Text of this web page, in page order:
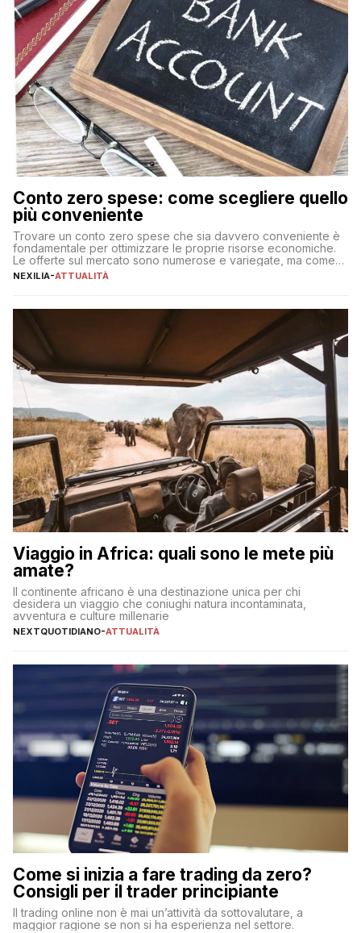
Conto zero spese: come scegliere quello
più conveniente
Trovare un conto zero spese che sia davvero conveniente è
fondamentale per ottimizzare le proprie risorse economiche.
Le offerte sul mercato sono numerose e variegate, ma come
individuare quella più adatta alle proprie esigenze senza
sul […]
NEXILIA-ATTUALITÀ
Viaggio in Africa: quali sono le mete più
amate?
Il continente africano è una destinazione unica per chi
desidera un viaggio che coniughi natura incontaminata,
avventura e culture millenarie
NEXTQUOTIDIANO-ATTUALITÀ
Come si inizia a fare trading da zero?
Consigli per il trader principiante
Il trading online non è mai un’attività da sottovalutare, a
maggior ragione se non si ha esperienza nel settore.